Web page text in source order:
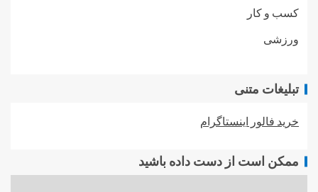
کسب و کار
ورزشی
تبلیغات متنی
خرید فالور اینستاگرام
ممکن است از دست داده باشید